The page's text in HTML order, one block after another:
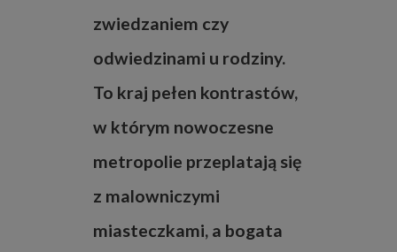
zwiedzaniem czy
odwiedzinami u rodziny.
To kraj pełen kontrastów,
w którym nowoczesne
metropolie przeplatają się
z malowniczymi
miasteczkami, a bogata